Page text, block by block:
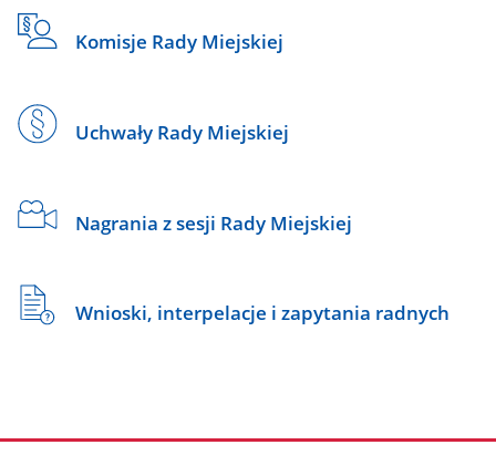
Komisje Rady Miejskiej
Uchwały Rady Miejskiej
Nagrania z sesji Rady Miejskiej
Wnioski, interpelacje i zapytania radnych